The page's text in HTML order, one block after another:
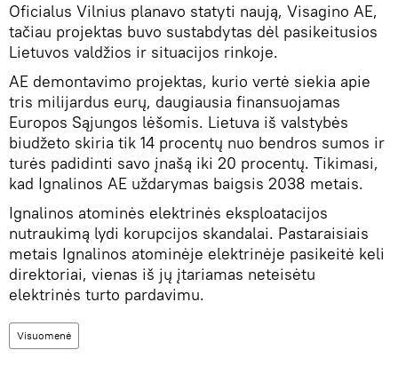
Oficialus Vilnius planavo statyti naują, Visagino AE,
tačiau projektas buvo sustabdytas dėl pasikeitusios
Lietuvos valdžios ir situacijos rinkoje.
AE demontavimo projektas, kurio vertė siekia apie
tris milijardus eurų, daugiausia finansuojamas
Europos Sąjungos lėšomis. Lietuva iš valstybės
biudžeto skiria tik 14 procentų nuo bendros sumos ir
turės padidinti savo įnašą iki 20 procentų. Tikimasi,
kad Ignalinos AE uždarymas baigsis 2038 metais.
Ignalinos atominės elektrinės eksploatacijos
nutraukimą lydi korupcijos skandalai. Pastaraisiais
metais Ignalinos atominėje elektrinėje pasikeitė keli
direktoriai, vienas iš jų įtariamas neteisėtu
elektrinės turto pardavimu.
Visuomenė